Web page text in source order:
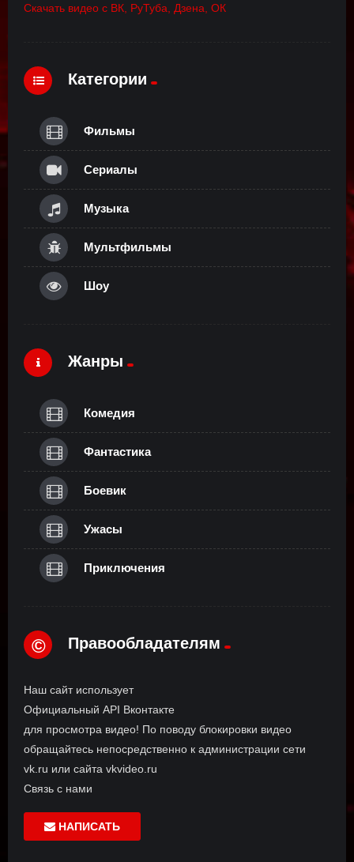
Скачать видео с ВК, РуТуба, Дзена, ОК
Категории
Фильмы
Сериалы
Музыка
Мультфильмы
Шоу
Жанры
Комедия
Фантастика
Боевик
Ужасы
Приключения
© Правообладателям
Наш сайт использует
Официальный API Вконтакте
для просмотра видео! По поводу блокировки видео
обращайтесь непосредственно к администрации сети
vk.ru или сайта vkvideo.ru
Связь с нами
НАПИСАТЬ